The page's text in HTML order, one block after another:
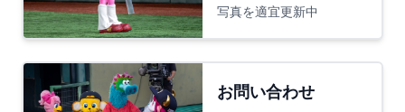
写真を適宜更新中
お問い合わせ